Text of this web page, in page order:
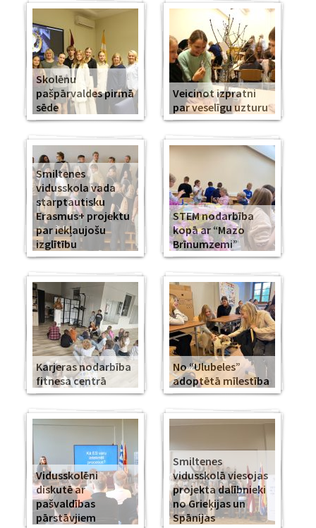
Skolēnu
pašpārvaldes pirmā
sēde
Veicinot izpratni
par veselīgu uzturu
Smiltenes
vidusskola vada
starptautisku
Erasmus+ projektu
par iekļaujošu
izglītību
STEM nodarbība
kopā ar “Mazo
Brīnumzemi”
Karjeras nodarbība
fitnesa centrā
No “Ulubeles”
adoptētā mīlestība
Vidusskolēni
diskutē ar
pašvaldības
pārstāvjiem
Smiltenes
vidusskolā viesojas
projekta dalībnieki
no Grieķijas un
Spānijas